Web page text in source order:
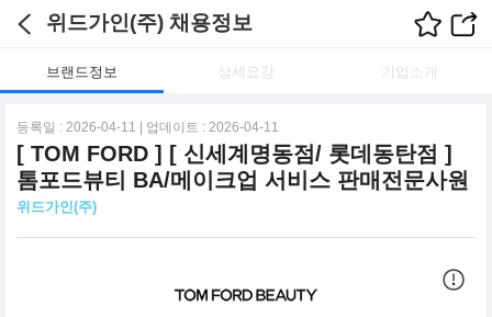
위드가인(주) 채용정보
브랜드정보 상세요강 기업소개
등록일 : 2026-04-11 | 업데이트 : 2026-04-11
[ TOM FORD ] [ 신세계명동점/ 롯데동탄점 ]
톰포드뷰티 BA/메이크업 서비스 판매전문사원
위드가인(주)